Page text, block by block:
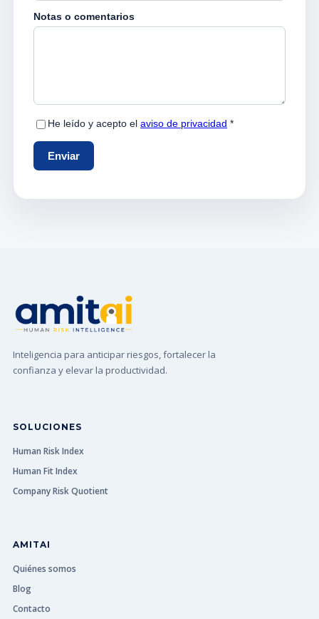
Inteligencia para anticipar riesgos, fortalecer la
confianza y elevar la productividad.
SOLUCIONES
Human Risk Index
Human Fit Index
Company Risk Quotient
AMITAI
Quiénes somos
Blog
Contacto